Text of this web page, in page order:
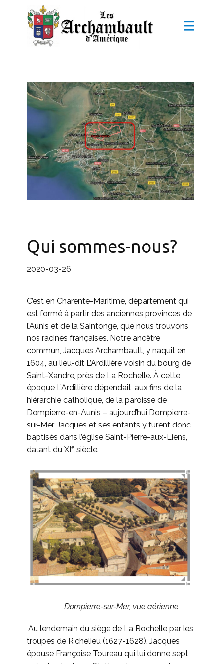
Qui sommes-nous?
2020-03-26
C’est en Charente-Maritime, département qui
est formé à partir des anciennes provinces de
l’Aunis et de la Saintonge, que nous trouvons
nos racines françaises. Notre ancêtre
commun, Jacques Archambault, y naquit en
1604, au lieu-dit L’Ardillière voisin du bourg de
Saint-Xandre, près de La Rochelle. À cette
époque L’Ardillière dépendait, aux fins de la
hiérarchie catholique, de la paroisse de
Dompierre-en-Aunis – aujourd’hui Dompierre-
sur-Mer, Jacques et ses enfants y furent donc
baptisés dans l’église Saint-Pierre-aux-Liens,
datant du XIe siècle.
Dompierre-sur-Mer, vue aérienne
Au lendemain du siège de La Rochelle par les
troupes de Richelieu (1627-1628), Jacques
épouse Françoise Toureau qui lui donne sept